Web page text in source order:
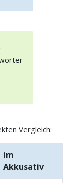
Vergleich:
im
Akkusativ